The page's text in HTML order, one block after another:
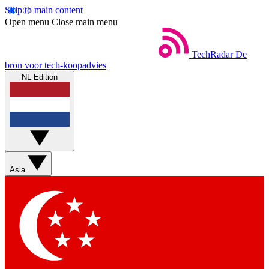
Skip to main content
Open menu Close main menu
TechRadar De
bron voor tech-koopadvies
NL Edition
Asia